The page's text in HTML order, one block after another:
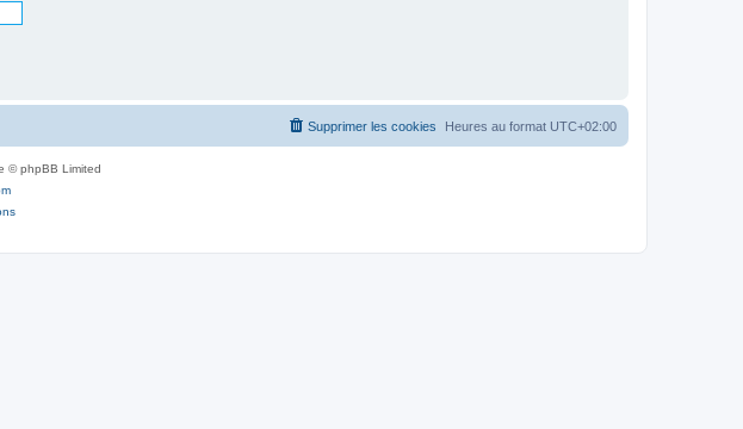
Heures au format UTC+02:00
Supprimer les cookies
© phpBB Limited